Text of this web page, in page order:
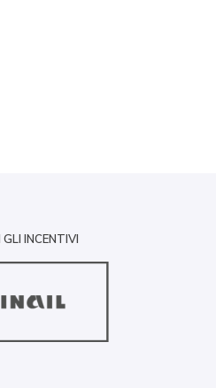
INCENTIVI